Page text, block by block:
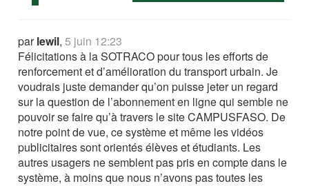
parlewil,5 juin 12:23
Félicitations à la SOTRACO pour tous les efforts de
renforcement et d’amélioration du transport urbain. Je
voudrais juste demander qu’on puisse jeter un regard
sur la question de l’abonnement en ligne qui semble ne
pouvoir se faire qu’à travers le site CAMPUSFASO. De
notre point de vue, ce système et même les vidéos
publicitaires sont orientés élèves et étudiants. Les
autres usagers ne semblent pas pris en compte dans le
système, à moins que nous n’avons pas toutes les